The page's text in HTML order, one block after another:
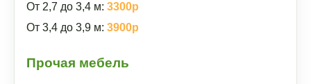
От 2,7 до 3,4 м: 3300р
От 3,4 до 3,9 м: 3900р
Прочая мебель